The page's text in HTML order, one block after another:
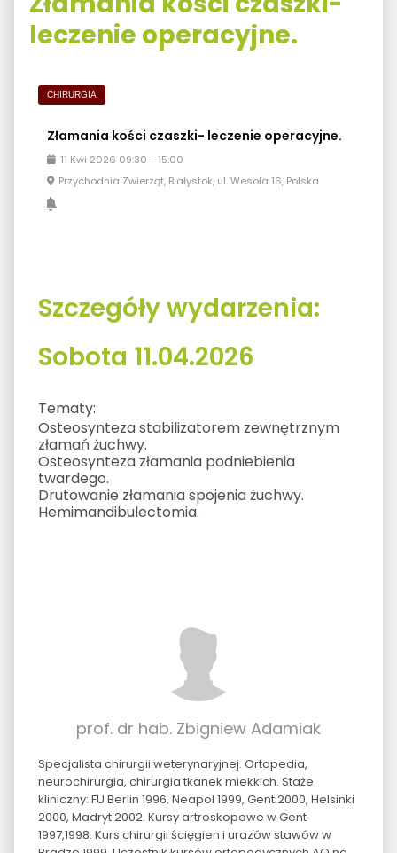
leczenie operacyjne.
CHIRURGIA
Złamania kości czaszki- leczenie operacyjne.
11 Kwi 2026 09:30 - 15:00
Przychodnia Zwierząt, Białystok, ul. Wesoła 16, Polska
Szczegóły wydarzenia:
Sobota 11.04.2026
Tematy:
Osteosynteza stabilizatorem zewnętrznym
złamań żuchwy.
Osteosynteza złamania podniebienia
twardego.
Drutowanie złamania spojenia żuchwy.
Hemimandibulectomia.
prof. dr hab. Zbigniew Adamiak
Specjalista chirurgii weterynaryjnej. Ortopedia,
neurochirurgia, chirurgia tkanek miekkich. Staże
kliniczny: FU Berlin 1996, Neapol 1999, Gent 2000, Helsinki
2000, Madryt 2002. Kursy artroskopowe w Gent
1997,1998. Kurs chirurgii ścięgien i urazów stawów w